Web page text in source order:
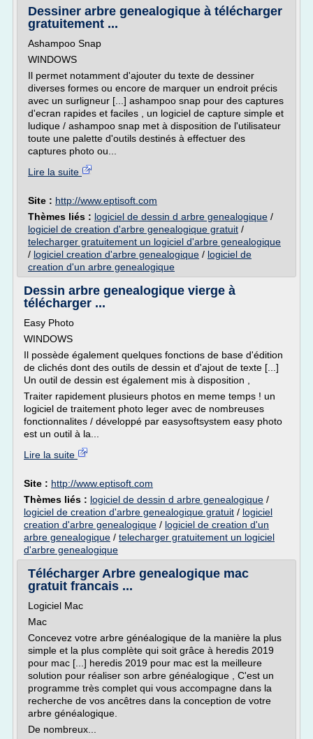
Dessiner arbre genealogique à télécharger
gratuitement ...
Ashampoo Snap
WINDOWS
Il permet notamment d'ajouter du texte de dessiner
diverses formes ou encore de marquer un endroit précis
avec un surligneur [...] ashampoo snap pour des captures
d'ecran rapides et faciles , un logiciel de capture simple et
ludique / ashampoo snap met à disposition de l'utilisateur
toute une palette d'outils destinés à effectuer des
captures photo ou...
Lire la suite
Site : http://www.eptisoft.com
Thèmes liés : logiciel de dessin d arbre genealogique /
logiciel de creation d'arbre genealogique gratuit /
telecharger gratuitement un logiciel d'arbre genealogique
/ logiciel creation d'arbre genealogique / logiciel de
creation d'un arbre genealogique
Dessin arbre genealogique vierge à
télécharger ...
Easy Photo
WINDOWS
Il possède également quelques fonctions de base d'édition
de clichés dont des outils de dessin et d'ajout de texte [...]
Un outil de dessin est également mis à disposition ,
Traiter rapidement plusieurs photos en meme temps ! un
logiciel de traitement photo leger avec de nombreuses
fonctionnalites / développé par easysoftsystem easy photo
est un outil à la...
Lire la suite
Site : http://www.eptisoft.com
Thèmes liés : logiciel de dessin d arbre genealogique /
logiciel de creation d'arbre genealogique gratuit / logiciel
creation d'arbre genealogique / logiciel de creation d'un
arbre genealogique / telecharger gratuitement un logiciel
d'arbre genealogique
Télécharger Arbre genealogique mac
gratuit francais ...
Logiciel Mac
Mac
Concevez votre arbre généalogique de la manière la plus
simple et la plus complète qui soit grâce à heredis 2019
pour mac [...] heredis 2019 pour mac est la meilleure
solution pour réaliser son arbre généalogique , C'est un
programme très complet qui vous accompagne dans la
recherche de vos ancêtres dans la conception de votre
arbre généalogique.
De nombreux...